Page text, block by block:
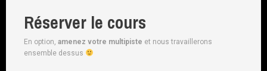
Réserver le cours
En option, amenez votre multipiste et nous travaillerons
ensemble dessus